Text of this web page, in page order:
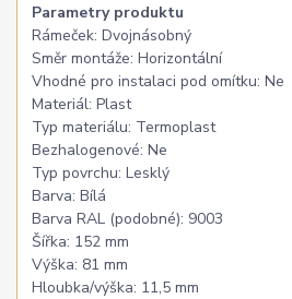
Parametry produktu
Rámeček: Dvojnásobný
Směr montáže: Horizontální
Vhodné pro instalaci pod omítku: Ne
Materiál: Plast
Typ materiálu: Termoplast
Bezhalogenové: Ne
Typ povrchu: Lesklý
Barva: Bílá
Barva RAL (podobné): 9003
Šířka: 152 mm
Výška: 81 mm
Hloubka/výška: 11,5 mm